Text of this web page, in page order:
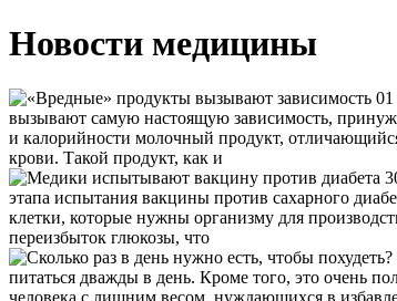
Новости медицины
вызывают самую настоящую зависимость,
и калорийности молочный продукт,
крови. Такой продукт, как и
этапа испытания вакцины против сахарного
клетки, которые нужны организму для
переизбыток глюкозы, что
питаться дважды в день. Кроме того, это очень
человека с лишним весом, нуждающихся в